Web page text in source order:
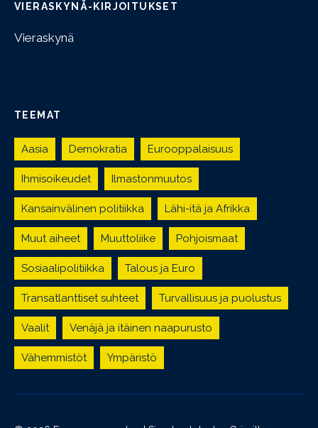
VIERASKYNÄ-KIRJOITUKSET
Vieraskynä
TEEMAT
Aasia Demokratia Eurooppalaisuus
Ihmisoikeudet Ilmastonmuutos
Kansainvälinen politiikka Lähi-itä ja Afrikka
Muut aiheet Muuttoliike Pohjoismaat
Sosiaalipolitiikka Talous ja Euro
Transatlanttiset suhteet Turvallisuus ja puolustus
Vaalit Venäjä ja itäinen naapurusto
Vähemmistöt Ympäristö